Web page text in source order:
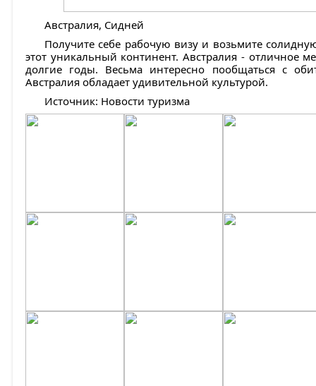
Австралия, Сидней
Получите себе рабочую визу и возьмите
этот уникальный континент. Австралия - отличное
долгие годы. Весьма интересно пообщаться с
Австралия обладает удивительной культурой.
Источник: Новости туризма